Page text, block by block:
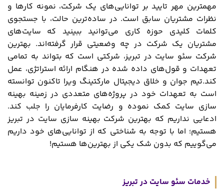
مهمترین مهر تایید بر توانایی‌های یک شرکت، نمونه کارها و
نظرات مشتریان سابق است. در ساده‌ترین حالت، با جستجوی
کلمات کلیدی حوزه کاری می‌توانید ببینید که سایت‌های
مشتریان یک شرکت در چه وضعیتی قرار گرفته‌اند. بهترین
شرکت سئو سایت در تبریز، شرکتی است که بتواند به تمامی
تعهدات و قول‌های داده شده در هنگام ارائه استراتژی، عمل
کند.تیم جوان و خلاق دیجیتال مارکتینگ ویرا تاکنون توانسته
است به تعهدات خود در پروژه‌های متعددی در زمینه بهینه
سازی سایت کمک نموده و رضایت کارفرمایان را جلب کند.
ادعایی نداریم که بهترین شرکت بهینه سازی سایت در تبریز
هستیم؛ اما با توجه به شناختی که از توانایی‌های خود داریم
می‌گوییم که بدون شک یکی از بهترین‌ها هستیم!
خدمات سئو سایت در تبریز